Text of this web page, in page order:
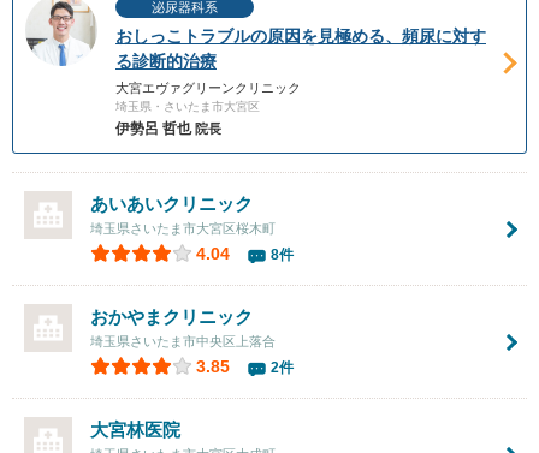
泌尿器科系
おしっこトラブルの原因を見極める、頻尿に対す
る診断的治療
大宮エヴァグリーンクリニック
埼玉県・さいたま市大宮区
伊勢呂 哲也 院長
あいあいクリニック
埼玉県さいたま市大宮区桜木町
4.04 8件
おかやまクリニック
埼玉県さいたま市中央区上落合
3.85 2件
大宮林医院